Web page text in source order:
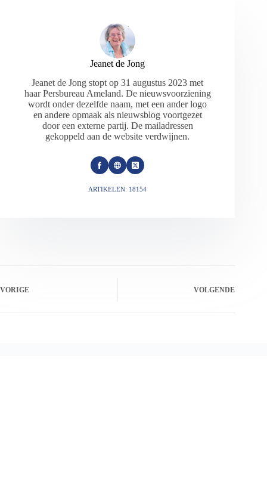
Jeanet de Jong
Jeanet de Jong stopt op 31 augustus 2023 met
haar Persbureau Ameland. De nieuwsvoorziening
wordt onder dezelfde naam, met een ander logo
en andere opmaak als nieuwsblog voortgezet
door een externe partij. De mailadressen
gekoppeld aan de website verdwijnen.
ARTIKELEN: 18154
VORIGE VOLGENDE